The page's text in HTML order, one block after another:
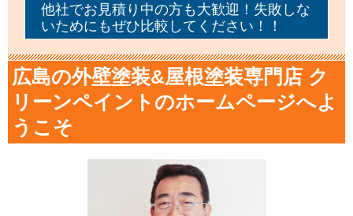
他社でお見積り中の方も大歓迎！失敗しな
いためにもぜひ比較してください！！
広島の外壁塗装&屋根塗装専門店 ク
リーンペイントのホームページへよ
うこそ